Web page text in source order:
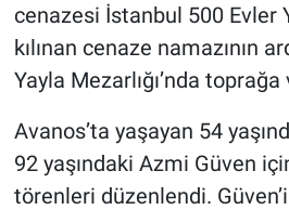
cenazesi İstanbul 500 Evler
kılınan cenaze namazının
Yayla Mezarlığı’nda
Avanos’ta yaşayan 54
92 yaşındaki Azmi Güven
törenleri düzenlendi.